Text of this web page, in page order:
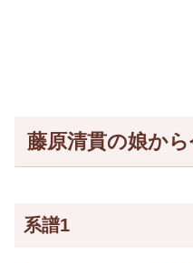
藤原清貫の娘か
系譜1